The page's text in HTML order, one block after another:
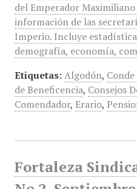
del Emperador
información de las
Imperio. Incluye
demografía, economía,
Etiquetas: Algodón,
de Beneficencia, Consejos
Comendador, Erario,
Fortaleza